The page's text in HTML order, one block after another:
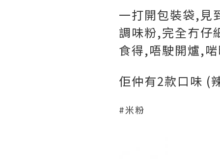
一打開包裝袋,見
調味粉,完全冇仔
食得,唔駛開爐,
佢仲有2款口味 (
#米粉